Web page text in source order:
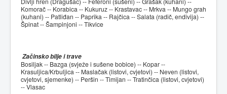
Komorač -- Korabica -- Kukuruz -- Krastavac -- Mrkva -- Mungo grah
(kuhani) -- Patliđan -- Paprika -- Rajčica -- Salata (radič, endivija) --
Špinat -- Šampinjoni -- Tikvice
Začinsko bilje i trave
Bosiljak -- Bazga (svježe i sušene bobice) -- Kopar --
Krasuljica/Krbuljica -- Maslačak (listovi, cvjetovi) -- Neven (listovi,
cvjetovi, sjemenke) -- Peršin -- Timijan -- Tratinčica (listovi, cvjetovi)
-- Vlasac